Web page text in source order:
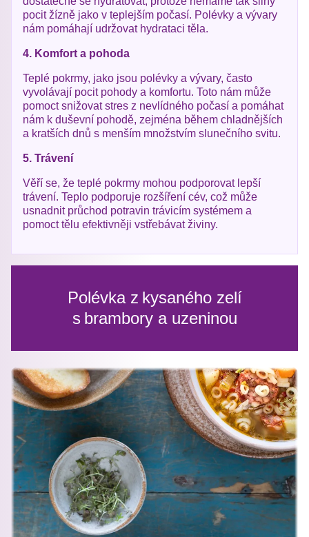
pocit žízně jako v teplejším počasí. Polévky a vývary
nám pomáhají udržovat hydrataci těla.
4. Komfort a pohoda
Teplé pokrmy, jako jsou polévky a vývary, často
vyvolávají pocit pohody a komfortu. Toto nám může
pomoct snižovat stres z nevlídného počasí a pomáhat
nám k duševní pohodě, zejména během chladnějších
a kratších dnů s menším množstvím slunečního svitu.
5. Trávení
Věří se, že teplé pokrmy mohou podporovat lepší
trávení. Teplo podporuje rozšíření cév, což může
usnadnit průchod potravin trávicím systémem a
pomoct tělu efektivněji vstřebávat živiny.
Polévka z kysaného zelí
s brambory a uzeninou